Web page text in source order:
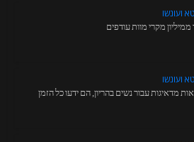
ועונשו
ממיליון מקרי מוות עודפים
ועונשו
מדאיגות עבור נשים בהריון, הם ידעו כל הזמן